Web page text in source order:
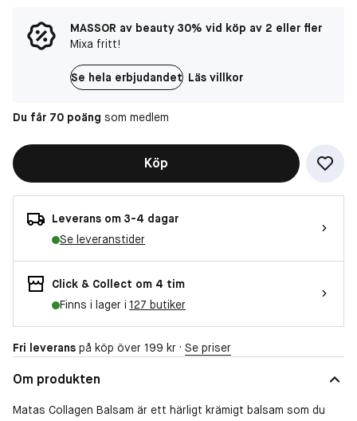
MASSOR av beauty 30% vid köp av 2 eller fler
Mixa fritt!
Se hela erbjudandet Läs villkor
Du får 70 poäng som medlem
Köp
Leverans om 3-4 dagar
Se leveranstider
Click & Collect om 4 tim
Finns i lager i 127 butiker
Fri leverans på köp över 199 kr · Se priser
Om produkten
Matas Collagen Balsam är ett härligt krämigt balsam som du